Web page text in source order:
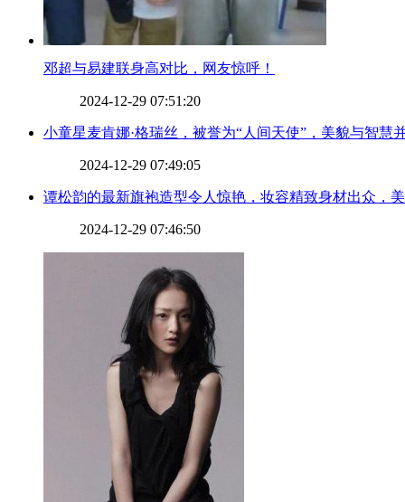
​邓超与易建联身高对比，网友惊呼！
2024-12-29 07:51:20
小童星麦肯娜·格瑞丝，被誉为“人间天使”，美貌与智慧
2024-12-29 07:49:05
谭松韵的最新旗袍造型令人惊艳，妆容精致身材出众，
2024-12-29 07:46:50